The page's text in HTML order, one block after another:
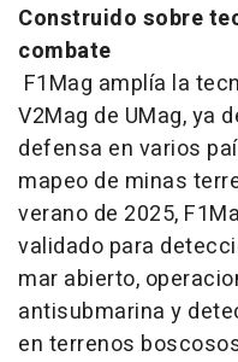
Construido sobre
combate
F1Mag amplía la
V2Mag de UMag, ya
defensa en varios
mapeo de minas
verano de 2025,
validado para
mar abierto,
antisubmarina y
en terrenos